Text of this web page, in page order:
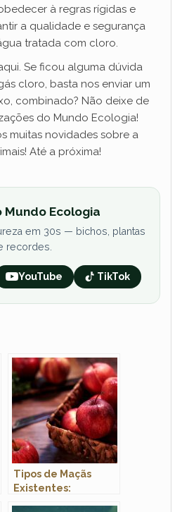
à regras rígidas e
a qualidade e segurança
tratada com cloro.
Se ficou alguma dúvida
cloro, basta nos enviar um
combinado? Não deixe de
do Mundo Ecologia!
muitas novidades sobre a
Até a próxima!
Mundo Ecologia
em 30s — bichos, plantas
recordes.
YouTube TikTok
Tipos de Maçãs
Existentes: